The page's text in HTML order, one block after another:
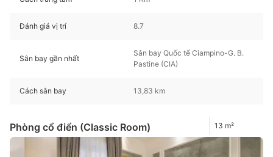
Đánh giá vị trí 8.7
Sân bay gần nhất
Sân bay Quốc tế Ciampino-G. B.
Pastine (CIA)
Cách sân bay 13,83 km
Phòng cổ điển (Classic Room) 13 m²